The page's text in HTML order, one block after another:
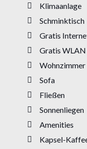
Klimaanlage
Schminktisch
Gratis
Gratis WLAN
Wohnzimmer
Sofa
Fließen
Sonnenliegen
Amenities
Kapsel-